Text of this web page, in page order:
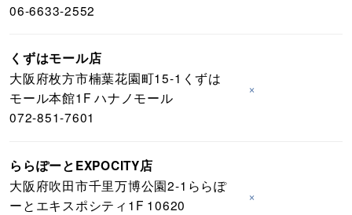
06-6633-2552
くずはモール店
大阪府枚方市楠葉花園町15-1くずは
モール本館1F ハナノモール
072-851-7601
×
ららぽーとEXPOCITY店
大阪府吹田市千里万博公園2-1ららぽ
ーとエキスポシティ1F 10620
×